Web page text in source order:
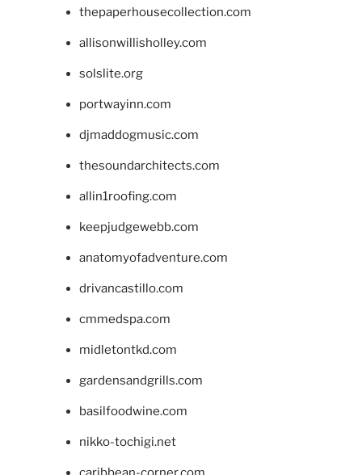
thepaperhousecollection.com
allisonwillisholley.com
solslite.org
portwayinn.com
djmaddogmusic.com
thesoundarchitects.com
allin1roofing.com
keepjudgewebb.com
anatomyofadventure.com
drivancastillo.com
cmmedspa.com
midletontkd.com
gardensandgrills.com
basilfoodwine.com
nikko-tochigi.net